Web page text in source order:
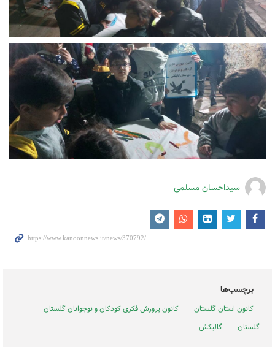
سیداحسان مسلمی
برچسب‌ها
کانون استان گلستان
کانون پرورش فکری کودکان و نوجوانان گلستان
گلستان
گالیکش